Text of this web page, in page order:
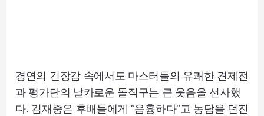
경연의 긴장감 속에서도 마스터들의 유쾌한 견제전
과 평가단의 날카로운 돌직구는 큰 웃음을 선사했
다. 김재중은 후배들에게 “음흉하다”고 농담을 던진